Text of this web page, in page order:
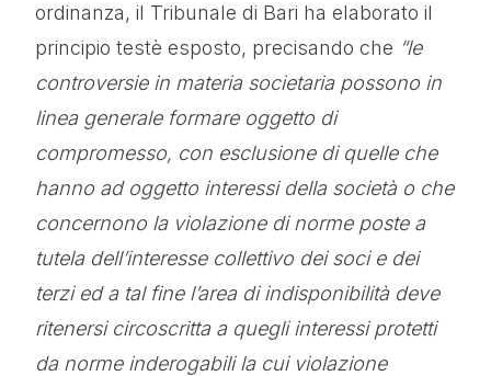
ordinanza, il Tribunale di Bari ha elaborato il
principio testè esposto, precisando che “le
controversie in materia societaria possono in
linea generale formare oggetto di
compromesso, con esclusione di quelle che
hanno ad oggetto interessi della società o che
concernono la violazione di norme poste a
tutela dell’interesse collettivo dei soci e dei
terzi ed a tal fine l’area di indisponibilità deve
ritenersi circoscritta a quegli interessi protetti
da norme inderogabili la cui violazione